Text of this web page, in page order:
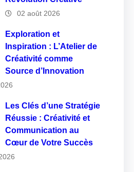
02 août 2026
Exploration et
Inspiration : L’Atelier de
Créativité comme
Source d’Innovation
Les Clés d’une Stratégie
Réussie : Créativité et
Communication au
Cœur de Votre Succès